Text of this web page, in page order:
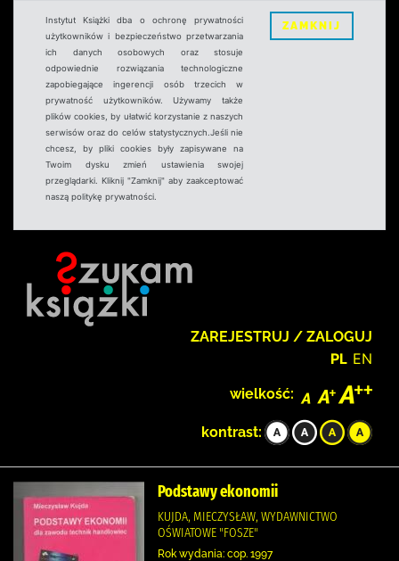
Instytut Książki dba o ochronę prywatności
użytkowników i bezpieczeństwo przetwarzania
ich danych osobowych oraz stosuje
odpowiednie rozwiązania technologiczne
zapobiegające ingerencji osób trzecich w
prywatność użytkowników. Używamy także
plików cookies, by ułatwić korzystanie z naszych
serwisów oraz do celów statystycznych.Jeśli nie
chcesz, by pliki cookies były zapisywane na
Twoim dysku zmień ustawienia swojej
przeglądarki. Kliknij "Zamknij" aby zaakceptować
naszą politykę prywatności.
ZAMKNIJ
ZAREJESTRUJ / ZALOGUJ
PL EN
wielkość:
kontrast:
Podstawy ekonomii
KUJDA, MIECZYSŁAW, WYDAWNICTWO
OŚWIATOWE "FOSZE"
Rok wydania: cop. 1997